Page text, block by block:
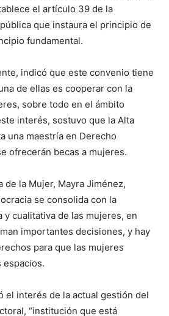
el artículo 39 de la
que instaura el principio de
fundamental.
indicó que este convenio tiene
de ellas es cooperar con la
sobre todo en el ámbito
interés, sostuvo que la Alta
una maestría en Derecho
ofrecerán becas a mujeres.
de la Mujer, Mayra Jiménez,
se consolida con la
y cualitativa de las mujeres, en
importantes decisiones, y hay
para que las mujeres
espacios.
el interés de la actual gestión del
“institución que está